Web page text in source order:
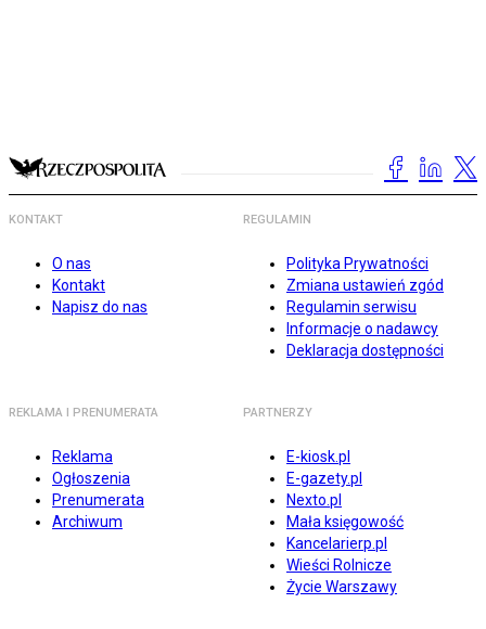
KONTAKT
O nas
Kontakt
Napisz do nas
REGULAMIN
Polityka Prywatności
Zmiana ustawień zgód
Regulamin serwisu
Informacje o nadawcy
Deklaracja dostępności
REKLAMA I PRENUMERATA
Reklama
Ogłoszenia
Prenumerata
Archiwum
PARTNERZY
E-kiosk.pl
E-gazety.pl
Nexto.pl
Mała księgowość
Kancelarierp.pl
Wieści Rolnicze
Życie Warszawy